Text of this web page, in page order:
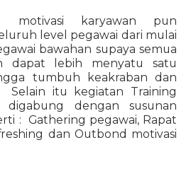
motivasi karyawan pun
level pegawai dari mulai
bawahan supaya semua
dapat lebih menyatu satu
tumbuh keakraban dan
Selain itu kegiatan Training
digabung dengan susunan
: Gathering pegawai, Rapat
dan Outbond motivasi